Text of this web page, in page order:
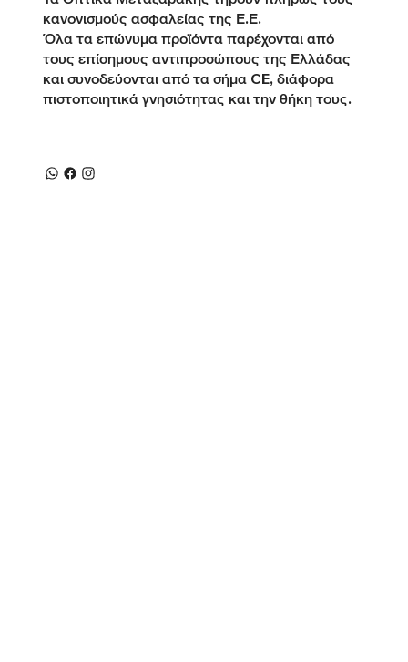
κανονισμούς ασφαλείας της Ε.Ε.
Όλα τα επώνυμα προϊόντα παρέχονται από
τους επίσημους αντιπροσώπους της Ελλάδας
και συνοδεύονται από τα σήμα CE, διάφορα
πιστοποιητικά γνησιότητας και την θήκη τους.